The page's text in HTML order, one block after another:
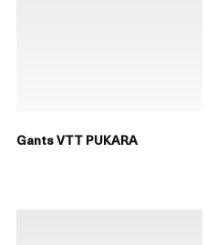
Gants VTT PUKARA